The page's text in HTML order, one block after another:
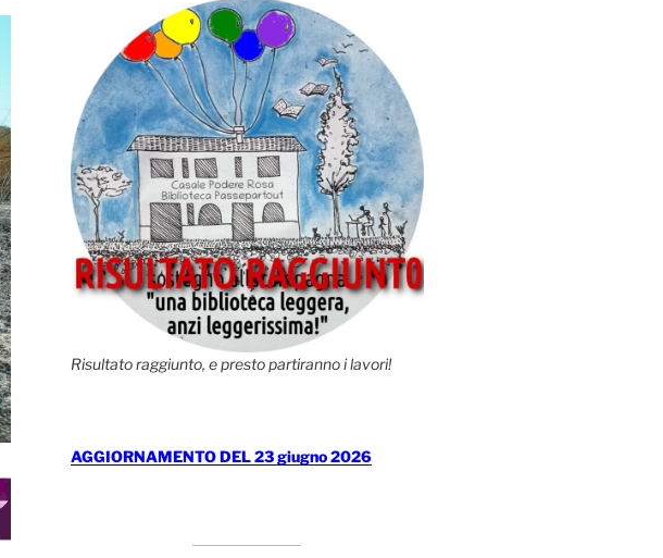
Risultato raggiunto, e presto partiranno i lavori!
AGGIORNAMENTO DEL 23 giugno 2026